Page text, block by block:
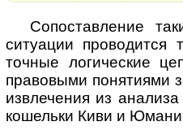
Сопоставление
ситуации
точные логические
правовыми понятиями
извлечения из
кошельки Киви и